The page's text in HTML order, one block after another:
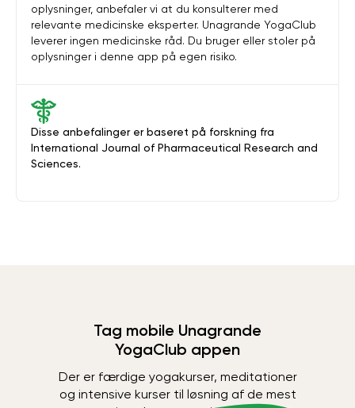
Disse anbefalinger er baseret på forskning fra
International Journal of Pharmaceutical Research and
Sciences.
oplysninger, anbefaler vi at du konsulterer med
relevante medicinske eksperter. Unagrande YogaClub
leverer ingen medicinske råd. Du bruger eller stoler på
oplysninger i denne app på egen risiko.
Tag mobile Unagrande
YogaClub appen
Der er færdige yogakurser, meditationer
og intensive kurser til løsning af de mest